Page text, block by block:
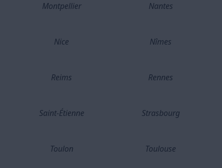
Montpellier Nantes
Nice Nîmes
Reims Rennes
Saint-Étienne Strasbourg
Toulon Toulouse